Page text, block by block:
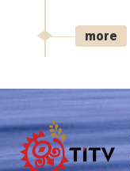
more